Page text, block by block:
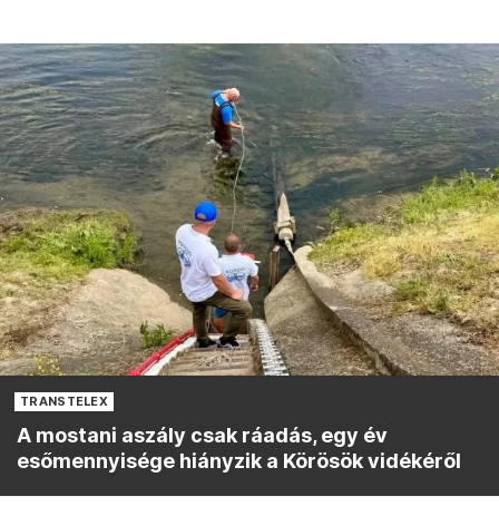
TRANSTELEX
A mostani aszály csak ráadás, egy év
esőmennyisége hiányzik a Körösök vidékéről